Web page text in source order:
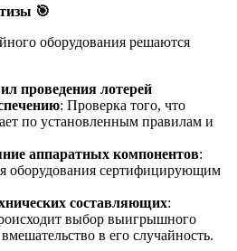
🎯
оборудования решаются
проведения лотерей
: Проверка того, что
по установленным правилам и
аппаратных компонентов:
оборудования сертифицирующим
составляющих:
выбор выигрышного
вмешательство в его случайность.